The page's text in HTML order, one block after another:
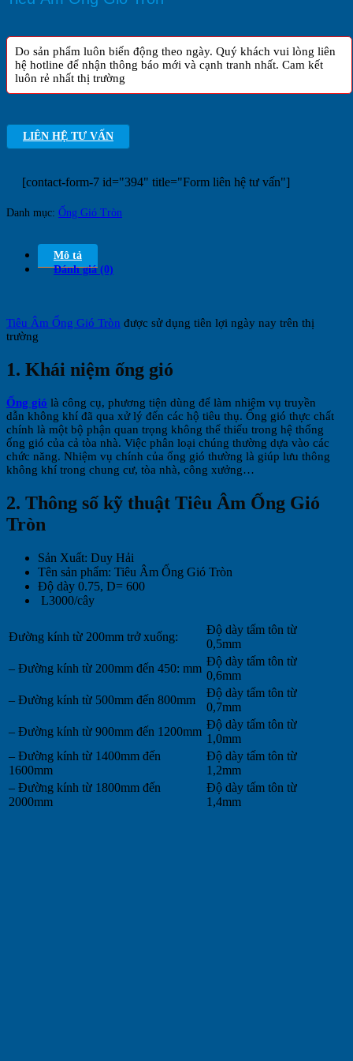
Do sản phẩm luôn biến động theo ngày. Quý khách vui lòng liên
hệ hotline để nhận thông báo mới và cạnh tranh nhất. Cam kết
luôn rẻ nhất thị trường
LIÊN HỆ TƯ VẤN
[contact-form-7 id="394" title="Form liên hệ tư vấn"]
Danh mục: Ống Gió Tròn
Mô tả
Đánh giá (0)
Tiêu Âm Ống Gió Tròn được sử dụng tiên lợi ngày nay trên thị
trường
1. Khái niệm ống gió
Ống gió là công cụ, phương tiện dùng để làm nhiệm vụ truyền
dẫn không khí đã qua xử lý đến các hộ tiêu thụ. Ống gió thực chất
chính là một bộ phận quan trọng không thể thiếu trong hệ thống
ống gió của cả tòa nhà. Việc phân loại chúng thường dựa vào các
chức năng. Nhiệm vụ chính của ống gió thường là giúp lưu thông
không khí trong chung cư, tòa nhà, công xưởng…
2. Thông số kỹ thuật Tiêu Âm Ống Gió
Tròn
Sản Xuất: Duy Hải
Tên sản phẩm: Tiêu Âm Ống Gió Tròn
Độ dày 0.75, D= 600
L3000/cây
Đường kính từ 200mm trở xuống:
Độ dày tấm tôn từ
0,5mm
– Đường kính từ 200mm đến 450: mm
Độ dày tấm tôn từ
0,6mm
– Đường kính từ 500mm đến 800mm
Độ dày tấm tôn từ
0,7mm
– Đường kính từ 900mm đến 1200mm
Độ dày tấm tôn từ
1,0mm
– Đường kính từ 1400mm đến
1600mm
Độ dày tấm tôn từ
1,2mm
– Đường kính từ 1800mm đến
2000mm
Độ dày tấm tôn từ
1,4mm